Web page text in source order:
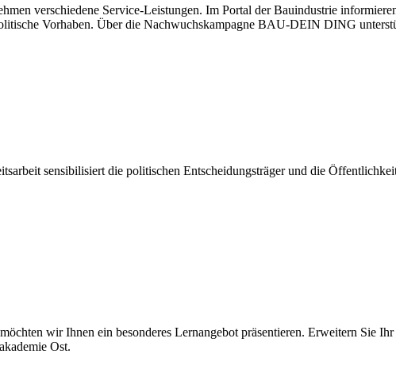
verschiedene Service-Leistungen. Im Portal der Bauindustrie
Vorhaben. Über die Nachwuchskampagne BAU-DEIN DING
sensibilisiert die politischen Entscheidungsträger und die
wir Ihnen ein besonderes Lernangebot präsentieren. Erweitern Sie
Ost.